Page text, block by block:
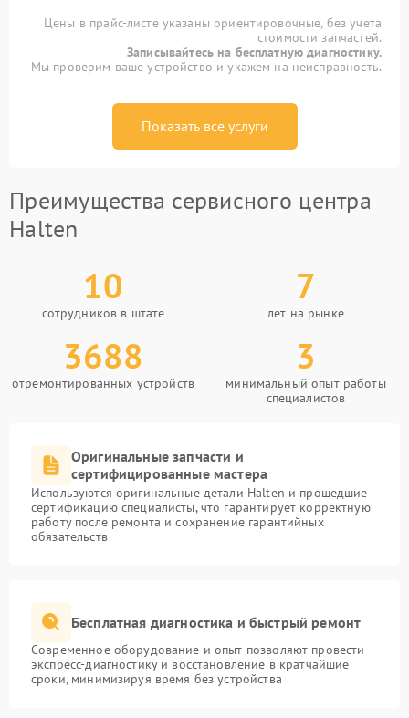
Цены в прайс-листе указаны ориентировочные, без учета
стоимости запчастей.
Записывайтесь на бесплатную диагностику.
Мы проверим ваше устройство и укажем на неисправность.
Показать все услуги
Преимущества сервисного центра
Halten
10
сотрудников в штате
7
лет на рынке
3688
отремонтированных устройств
3
минимальный опыт работы
специалистов
Оригинальные запчасти и
сертифицированные мастера
Используются оригинальные детали Halten и прошедшие
сертификацию специалисты, что гарантирует корректную
работу после ремонта и сохранение гарантийных
обязательств
Бесплатная диагностика и быстрый ремонт
Современное оборудование и опыт позволяют провести
экспресс-диагностику и восстановление в кратчайшие
сроки, минимизируя время без устройства